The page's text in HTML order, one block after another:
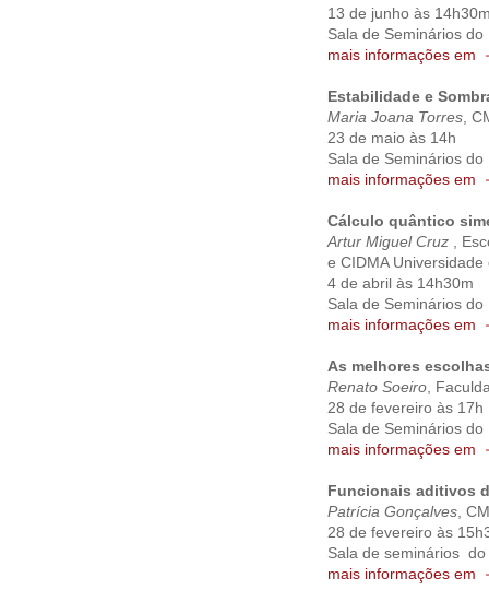
13 de junho às
Sala de Seminários
mais informações em
Estabilidade e
Maria Joana Torres,
23 de maio às 14h
Sala de Seminários
mais informações em
Cálculo quântico
Artur Miguel Cruz ,
e CIDMA Universidade
4 de abril às 14h30m
Sala de Seminários
mais informações em
As melhores
Renato Soeiro,
28 de fevereiro às 17h
Sala de Seminários
mais informações em
Funcionais aditivos
Patrícia Gonçalves,
28 de fevereiro às
Sala de seminários
mais informações em